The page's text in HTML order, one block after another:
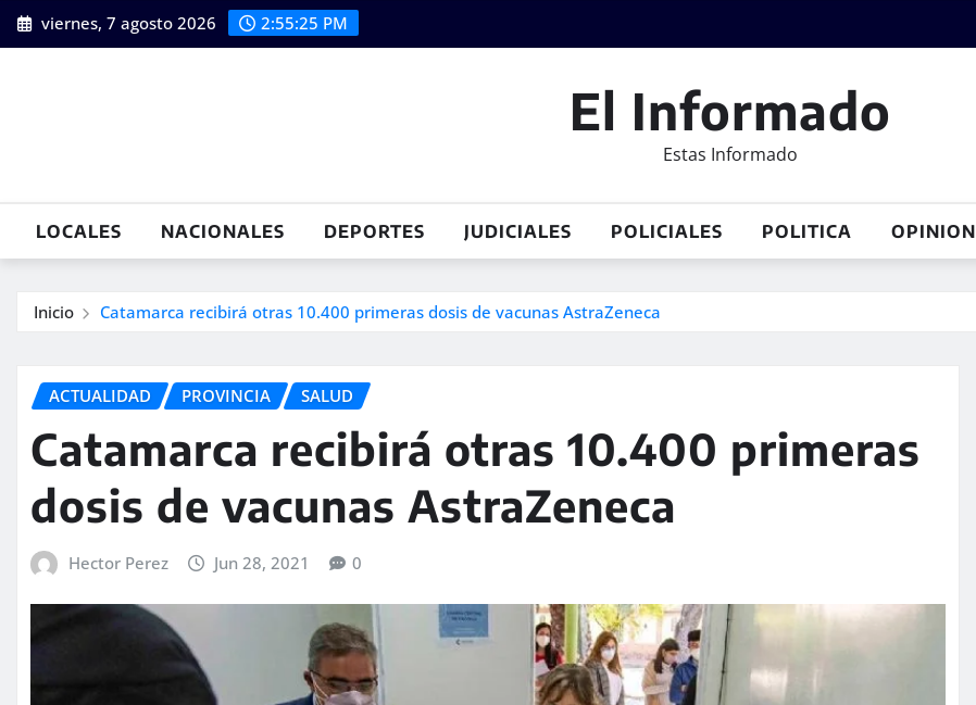
Saltar
al
viernes, 7 agosto 2026 2:55:26 PM
El Informado
Estas Informado
LOCALES NACIONALES DEPORTES JUDICIALES POLICIALES POLITICA OPINION
Inicio Catamarca recibirá otras 10.400 primeras dosis de vacunas AstraZeneca
ACTUALIDAD PROVINCIA SALUD
Catamarca recibirá otras 10.400 primeras
dosis de vacunas AstraZeneca
Hector Perez Jun 28, 2021 0